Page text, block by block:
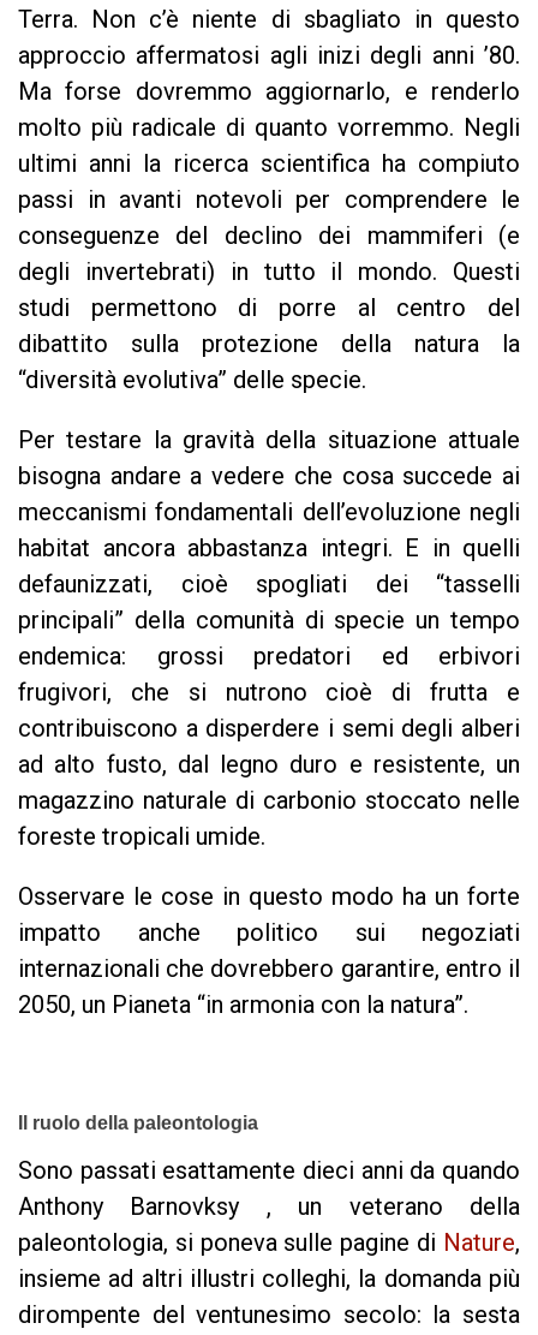
Terra. Non c’è niente di sbagliato in questo
approccio affermatosi agli inizi degli anni ’80.
Ma forse dovremmo aggiornarlo, e renderlo
molto più radicale di quanto vorremmo. Negli
ultimi anni la ricerca scientifica ha compiuto
passi in avanti notevoli per comprendere le
conseguenze del declino dei mammiferi (e
degli invertebrati) in tutto il mondo. Questi
studi permettono di porre al centro del
dibattito sulla protezione della natura la
“diversità evolutiva” delle specie.
Per testare la gravità della situazione attuale
bisogna andare a vedere che cosa succede ai
meccanismi fondamentali dell’evoluzione negli
habitat ancora abbastanza integri. E in quelli
defaunizzati, cioè spogliati dei “tasselli
principali” della comunità di specie un tempo
endemica: grossi predatori ed erbivori
frugivori, che si nutrono cioè di frutta e
contribuiscono a disperdere i semi degli alberi
ad alto fusto, dal legno duro e resistente, un
magazzino naturale di carbonio stoccato nelle
foreste tropicali umide.
Osservare le cose in questo modo ha un forte
impatto anche politico sui negoziati
internazionali che dovrebbero garantire, entro il
2050, un Pianeta “in armonia con la natura”.
Il ruolo della paleontologia
Sono passati esattamente dieci anni da quando
Anthony Barnovksy , un veterano della
paleontologia, si poneva sulle pagine di Nature,
insieme ad altri illustri colleghi, la domanda più
dirompente del ventunesimo secolo: la sesta